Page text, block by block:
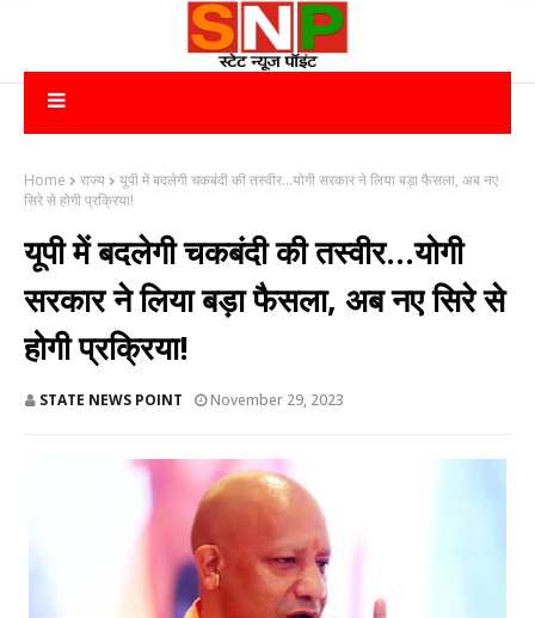
Home राज्य
यूपी में बदलेगी चकबंदी की तस्वीर...योगी सरकार ने लिया बड़ा फैसला, अब नए
सिरे से होगी प्रक्रिया!
यूपी में बदलेगी चकबंदी की तस्वीर...योगी
सरकार ने लिया बड़ा फैसला, अब नए सिरे से
होगी प्रक्रिया!
STATE NEWS POINT November 29, 2023